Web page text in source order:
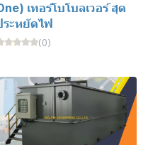
เทอร์โบโบลเวอร์ สุด
ระหยัดไฟ
(0)